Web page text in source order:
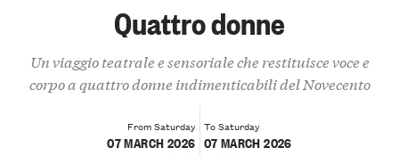
Quattro donne
Un viaggio teatrale e sensoriale che restituisce voce e
corpo a quattro donne indimenticabili del Novecento
From Saturday
07 MARCH 2026
To Saturday
07 MARCH 2026